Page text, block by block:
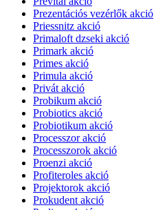
Prezentációs vezérlők akció
Priessnitz akció
Primaloft dzseki akció
Primark akció
Primes akció
Primula akció
Privát akció
Probikum akció
Probiotics akció
Probiotikum akció
Processzor akció
Processzorok akció
Proenzi akció
Profiteroles akció
Projektorok akció
Prokudent akció